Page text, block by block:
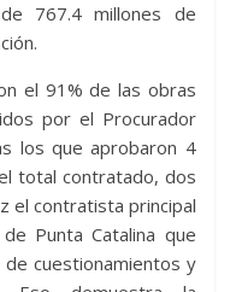
767.4 millones de
el 91% de las obras
por el Procurador
los que aprobaron 4
total contratado, dos
el contratista principal
Punta Catalina que
cuestionamientos y